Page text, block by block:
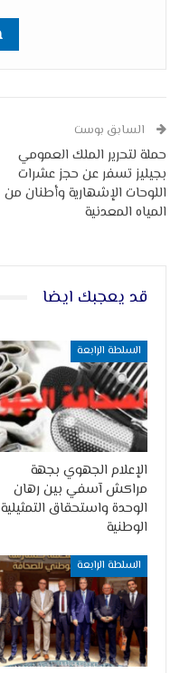
السابق بوست
حملة لتحرير الملك العمومي
بجيليز تسفر عن حجز عشرات
اللوحات الإشهارية وأطنان من
المياه المعدنية
قد يعجبك ايضا
السلطة الرابعة
الإعلام الجهوي بجهة
مراكش آسفي بين رهان
الوحدة واستحقاق التمثيلية
الوطنية
السلطة الرابعة